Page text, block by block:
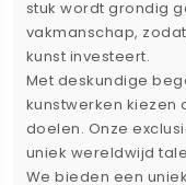
stuk wordt grondig
vakmanschap,
kunst investeert.
Met deskundige
kunstwerken kiezen
doelen. Onze
uniek wereldwijd
We bieden een